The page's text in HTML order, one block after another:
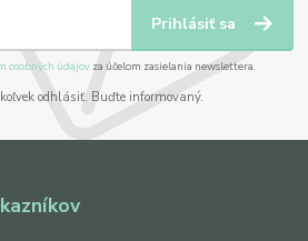
Prihlásiť sa
osobných údajov za účelom zasielania newslettera.
odhlásiť. Buďte informovaný.